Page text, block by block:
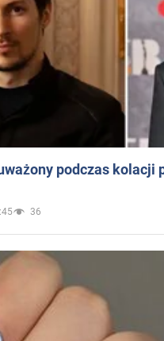
podczas
36